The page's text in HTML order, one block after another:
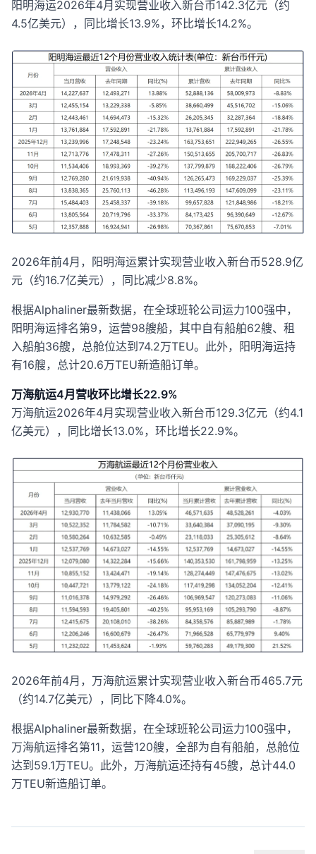
阳明海运2026年4月实现营业收入新台币142.3亿元（约
4.5亿美元），同比增长13.9%，环比增长14.2%。
2026年前4月，阳明海运累计实现营业收入新台币528.9亿
元（约16.7亿美元），同比减少8.8%。
根据Alphaliner最新数据，在全球班轮公司运力100强中，
阳明海运排名第9，运营98艘船，其中自有船舶62艘、租
入船舶36艘，总舱位达到74.2万TEU。此外，阳明海运持
有16艘，总计20.6万TEU新造船订单。
万海航运4月营收环比增长22.9%
万海航运2026年4月实现营业收入新台币129.3亿元（约4.1
亿美元），同比增长13.0%，环比增长22.9%。
2026年前4月，万海航运累计实现营业收入新台币465.7元
（约14.7亿美元），同比下降4.0%。
根据Alphaliner最新数据，在全球班轮公司运力100强中，
万海航运排名第11，运营120艘，全部为自有船舶，总舱位
达到59.1万TEU。此外，万海航运还持有45艘，总计44.0
万TEU新造船订单。